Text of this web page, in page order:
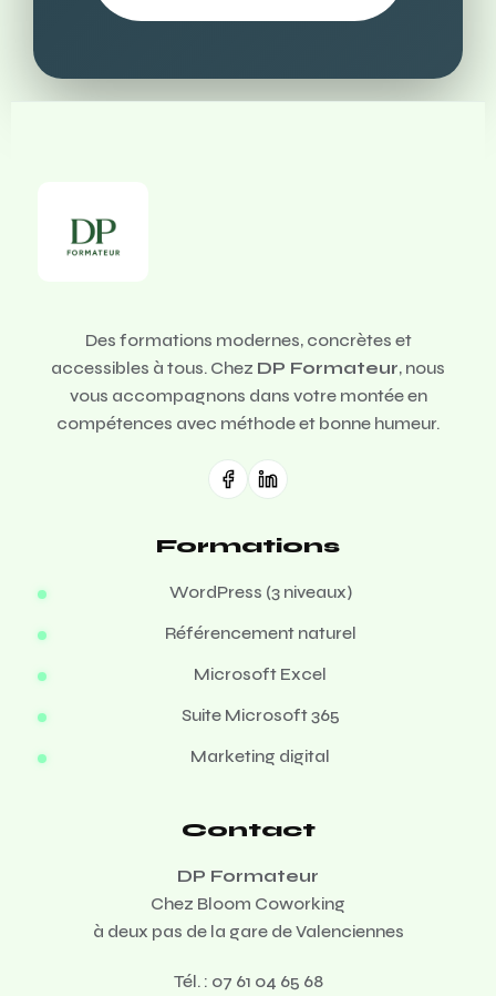
Des formations modernes, concrètes et
accessibles à tous. Chez DP Formateur, nous
vous accompagnons dans votre montée en
compétences avec méthode et bonne humeur.
Formations
WordPress (3 niveaux)
Référencement naturel
Microsoft Excel
Suite Microsoft 365
Marketing digital
Contact
DP Formateur
Chez Bloom Coworking
à deux pas de la gare de Valenciennes
Tél. : 07 61 04 65 68